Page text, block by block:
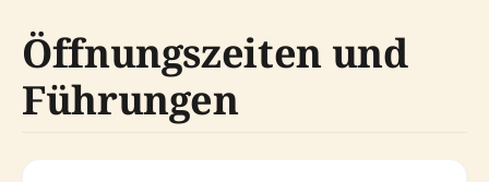
Öffnungszeiten und
Führungen